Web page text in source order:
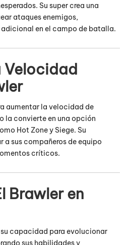
Su super crea una
ataques enemigos,
en el campo de batalla.
Velocidad
aumentar la velocidad de
la convierte en una opción
Hot Zone y Siege. Su
sus compañeros de equipo
críticos.
Brawler en
su capacidad para evolucionar
sus habilidades y